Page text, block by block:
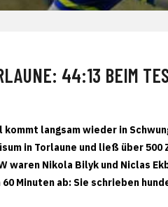
44:13 BEIM
kommt langsam wieder in
in Torlaune und ließ über
waren Nikola Bilyk und Niclas
Minuten ab: Sie schrieben